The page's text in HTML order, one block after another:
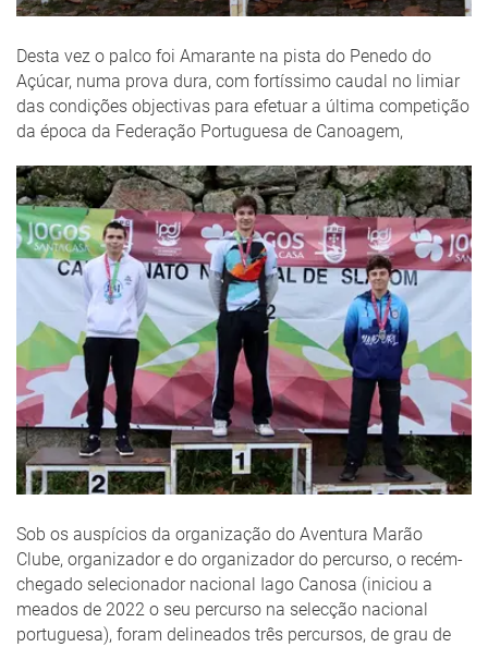
Desta vez o palco foi Amarante na pista do Penedo do
Açúcar, numa prova dura, com fortíssimo caudal no limiar
das condições objectivas para efetuar a última competição
da época da Federação Portuguesa de Canoagem,
Sob os auspícios da organização do Aventura Marão
Clube, organizador e do organizador do percurso, o recém-
chegado selecionador nacional Iago Canosa (iniciou a
meados de 2022 o seu percurso na selecção nacional
portuguesa), foram delineados três percursos, de grau de